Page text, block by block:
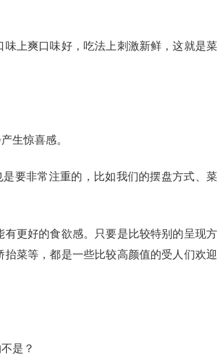
上爽口味好，吃法上刺激新鲜，这就是菜
生惊喜感。
要非常注重的，比如我们的摆盘方式、菜
更好的食欲感。只要是比较特别的呈现方
菜等，都是一些比较高颜值的受人们欢迎
是？